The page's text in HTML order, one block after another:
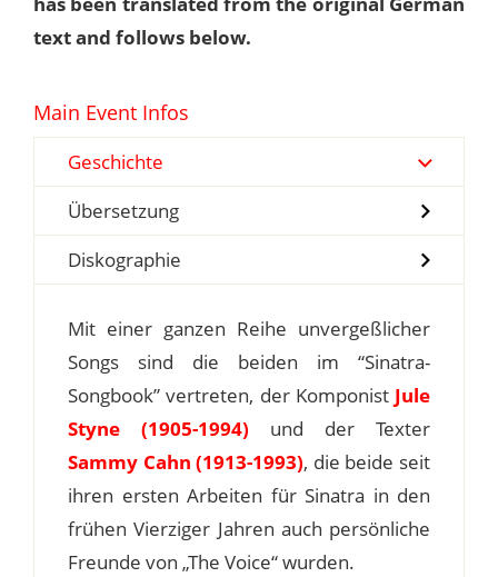
text and follows below.
Main Event Infos
Geschichte
Übersetzung
Diskographie
Mit einer ganzen Reihe unvergeßlicher
Songs sind die beiden im “Sinatra-
Songbook” vertreten, der Komponist Jule
Styne (1905-1994) und der Texter
Sammy Cahn (1913-1993), die beide seit
ihren ersten Arbeiten für Sinatra in den
frühen Vierziger Jahren auch persönliche
Freunde von „The Voice“ wurden.